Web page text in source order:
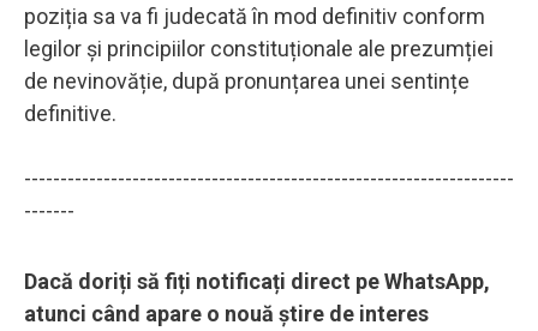
poziția sa va fi judecată în mod definitiv conform
legilor și principiilor constituționale ale prezumției
de nevinovăție, după pronunțarea unei sentințe
definitive.
--------------------------------------------------------------------
-------
Dacă doriți să fiți notificați direct pe WhatsApp,
atunci când apare o nouă știre de interes